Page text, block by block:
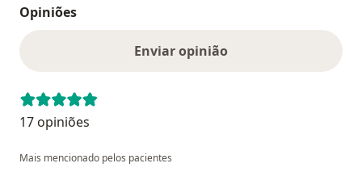
Opiniões
Enviar opinião
17 opiniões
Mais mencionado pelos pacientes